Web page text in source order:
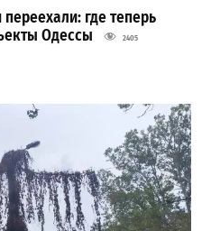
где теперь
Одессы
2405